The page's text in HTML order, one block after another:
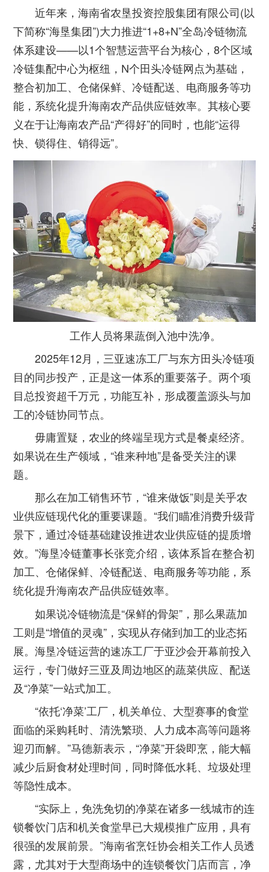
近年来，海南省农垦投资控股集团有限公司(以
下简称“海垦集团”)大力推进“1+8+N”全岛冷链物流
体系建设——以1个智慧运营平台为核心，8个区域
冷链集配中心为枢纽，N个田头冷链网点为基础，
整合初加工、仓储保鲜、冷链配送、电商服务等功
能，系统化提升海南农产品供应链效率。其核心要
义在于让海南农产品“产得好”的同时，也能“运得
快、锁得住、销得远”。
工作人员将果蔬倒入池中洗净。
2025年12月，三亚速冻工厂与东方田头冷链项
目的同步投产，正是这一体系的重要落子。两个项
目总投资超千万元，功能互补，形成覆盖源头与加
工的冷链协同节点。
毋庸置疑，农业的终端呈现方式是餐桌经济。
如果说在生产领域，“谁来种地”是备受关注的课
题。
那么在加工销售环节，“谁来做饭”则是关乎农
业供应链现代化的重要课题。“我们瞄准消费升级背
景下，通过冷链基础建设推进农业供应链的提质增
效。”海垦冷链董事长张竞介绍，该体系旨在整合初
加工、仓储保鲜、冷链配送、电商服务等功能，系
统化提升海南农产品供应链效率。
如果说冷链物流是“保鲜的骨架”，那么果蔬加
工则是“增值的灵魂”，实现从存储到加工的业态拓
展。海垦冷链运营的速冻工厂于亚沙会开幕前投入
运行，专门做好三亚及周边地区的蔬菜供应、配送
及“净菜”一站式加工。
“依托‘净菜’工厂，机关单位、大型赛事的食堂
面临的采购耗时、清洗繁琐、人力成本高等问题将
迎刃而解。”马德新表示，“净菜”开袋即烹，能大幅
减少后厨食材处理时间，同时降低水耗、垃圾处理
等隐性成本。
“实际上，免洗免切的净菜在诸多一线城市的连
锁餐饮门店和机关食堂早已大规模推广应用，具有
很强的发展前景。”海南省烹饪协会相关工作人员透
露，尤其对于大型商场中的连锁餐饮门店而言，净